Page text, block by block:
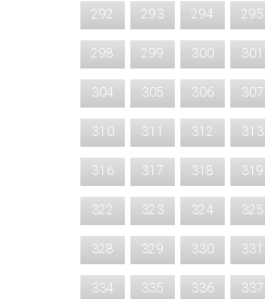
292 293 294 295
298 299 300 301
304 305 306 307
310 311 312 313
316 317 318 319
322 323 324 325
328 329 330 331
334 335 336 337